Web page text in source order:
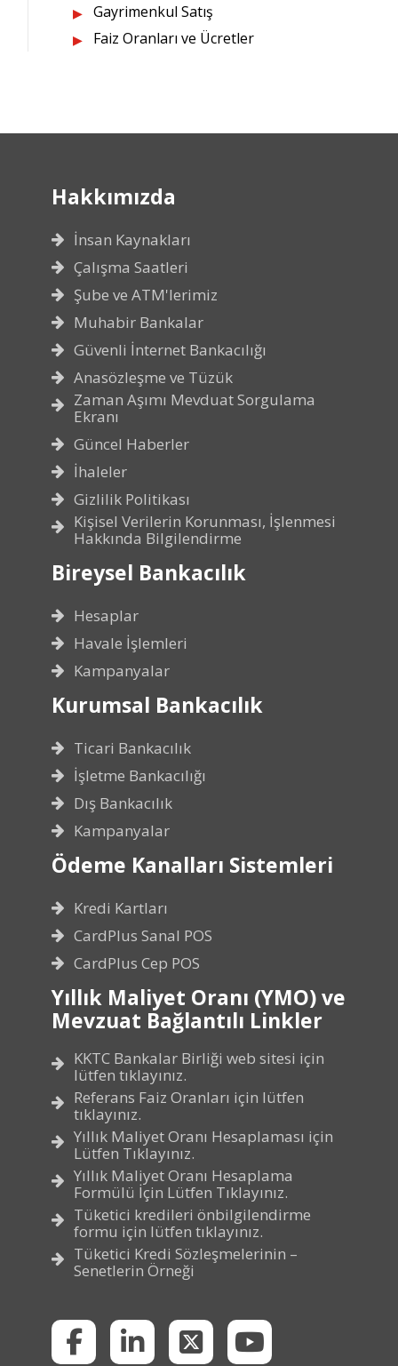
Gayrimenkul Satış
Faiz Oranları ve Ücretler
Hakkımızda
İnsan Kaynakları
Çalışma Saatleri
Şube ve ATM'lerimiz
Muhabir Bankalar
Güvenli İnternet Bankacılığı
Anasözleşme ve Tüzük
Zaman Aşımı Mevduat Sorgulama
Ekranı
Güncel Haberler
İhaleler
Gizlilik Politikası
Kişisel Verilerin Korunması, İşlenmesi
Hakkında Bilgilendirme
Bireysel Bankacılık
Hesaplar
Havale İşlemleri
Kampanyalar
Kurumsal Bankacılık
Ticari Bankacılık
İşletme Bankacılığı
Dış Bankacılık
Kampanyalar
Ödeme Kanalları Sistemleri
Kredi Kartları
CardPlus Sanal POS
CardPlus Cep POS
Yıllık Maliyet Oranı (YMO) ve
Mevzuat Bağlantılı Linkler
KKTC Bankalar Birliği web sitesi için
lütfen tıklayınız.
Referans Faiz Oranları için lütfen
tıklayınız.
Yıllık Maliyet Oranı Hesaplaması için
Lütfen Tıklayınız.
Yıllık Maliyet Oranı Hesaplama
Formülü İçin Lütfen Tıklayınız.
Tüketici kredileri önbilgilendirme
formu için lütfen tıklayınız.
Tüketici Kredi Sözleşmelerinin –
Senetlerin Örneği